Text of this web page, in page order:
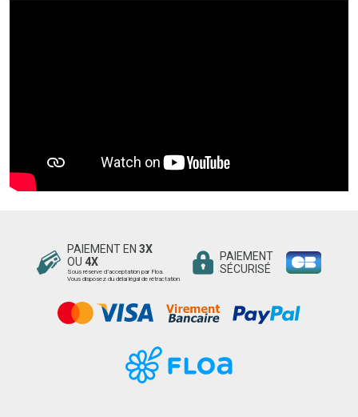
PAIEMENT EN 3X
OU 4X
Sous réserve d’acceptation par Floa.
Vous disposez du délai légal de rétractation
PAIEMENT
SÉCURISÉ